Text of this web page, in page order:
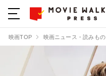
映画TOP 映画ニュース・読みもの